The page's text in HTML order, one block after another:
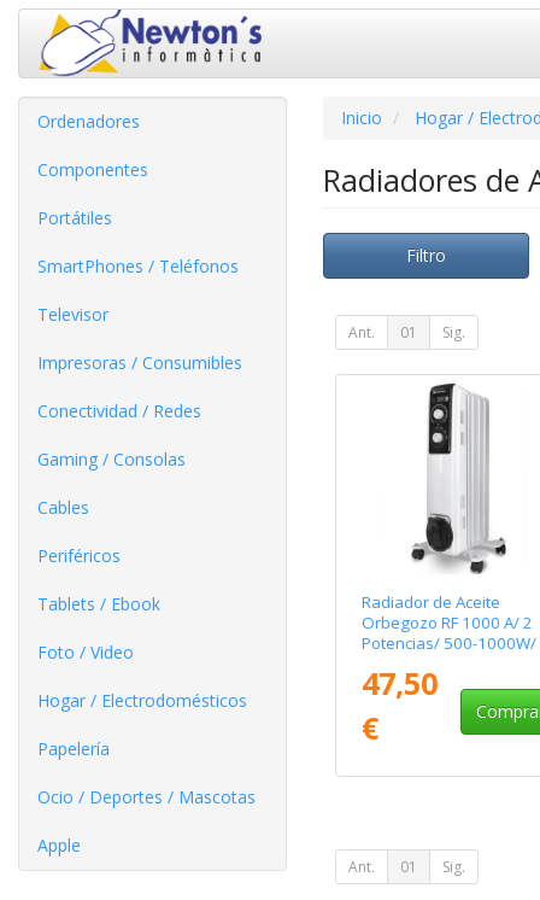
Ordenadores
Componentes
Portátiles
SmartPhones / Teléfonos
Televisor
Impresoras / Consumibles
Conectividad / Redes
Gaming / Consolas
Cables
Periféricos
Tablets / Ebook
Foto / Video
Hogar / Electrodomésticos
Papelería
Ocio / Deportes / Mascotas
Apple
Inicio Hogar /
Radiadores de
Filtro
Ant. 01 Sig.
Radiador de Aceite
Orbegozo RF 1000 A/ 2
Potencias/ 500-1000W/
47,50
€
Ant. 01 Sig.